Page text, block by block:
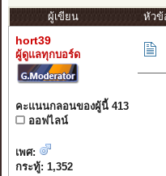
ผู้เขียน หัวข้
hort39
ผู้ดูแลทุกบอร์ด
คะแนนกลอนของผู้นี้ 413
ออฟไลน์
เพศ:
กระทู้: 1,352